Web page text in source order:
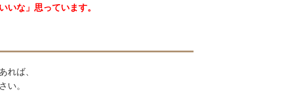
な」思っています。
ば、
。